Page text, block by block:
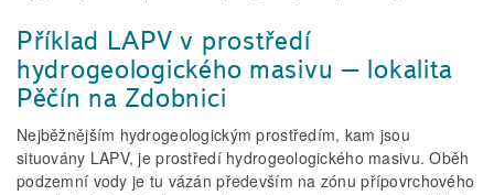
Příklad LAPV v prostředí
hydrogeologického masivu – lokalita
Pěčín na Zdobnici
Nejběžnějším hydrogeologickým prostředím, kam jsou
situovány LAPV, je prostředí hydrogeologického masivu. Oběh
podzemní vody je tu vázán především na zónu přípovrchového